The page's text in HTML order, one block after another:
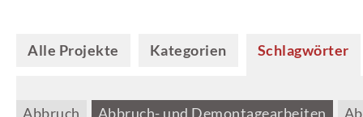
Alle Projekte Kategorien Schlagwörter
Abbruch Abbruch- und Demontagearbeiten